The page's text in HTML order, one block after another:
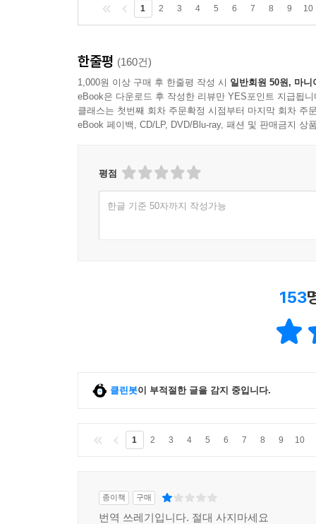
1 2 3 4 5 6 7 8 9 10
한줄평 (160건)
1,000원 이상 구매 후 한줄평 작성 시 일반회원 50원, 마니
eBook은 다운로드 후 작성한 리뷰만 YES포인트 지급됩니
클래스는 첫번째 회차 주문확정 시점부터 마지막 회차 주
eBook 페이백, CD/LP, DVD/Blu-ray, 패션 및 판매금지 상
평점
한글 기준 50자까지 작성가능
153
클린봇이 부적절한 글을 감지 중입니다.
1 2 3 4 5 6 7 8 9 10
종이책 구매
번역 쓰레기입니다. 절대 사지마세요